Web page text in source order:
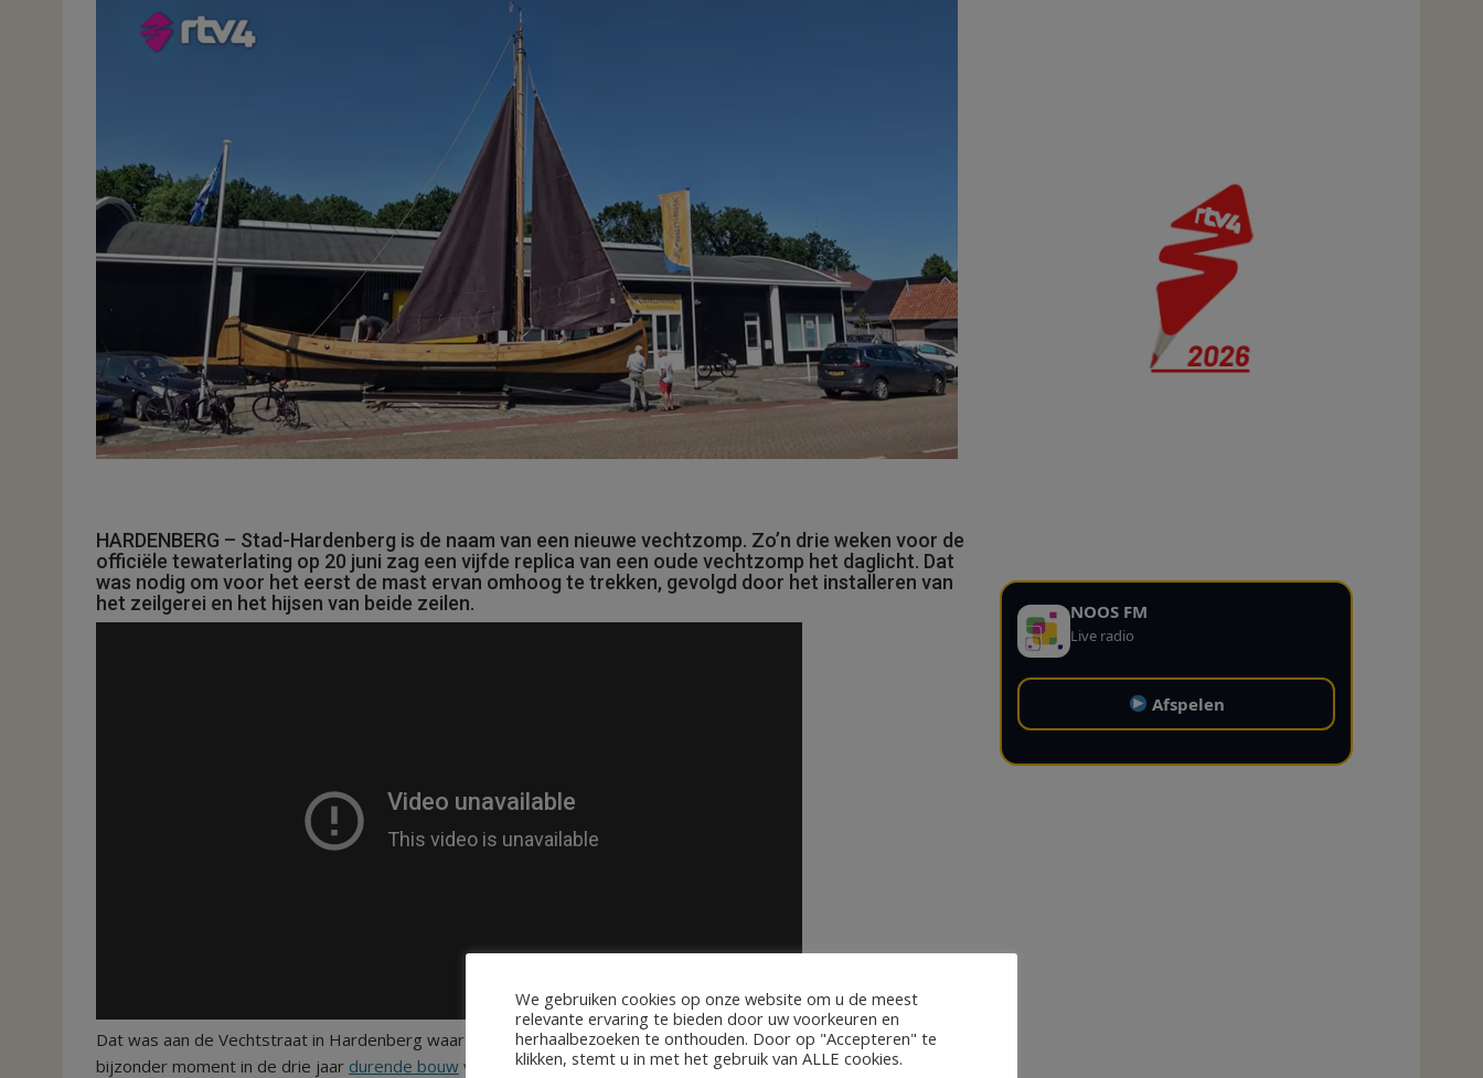
HARDENBERG – Stad-Hardenberg is de naam van een nieuwe vechtzomp. Zo’n drie weken voor de
officiële tewaterlating op 20 juni zag een vijfde replica van een oude vechtzomp het daglicht. Dat
was nodig om voor het eerst de mast ervan omhoog te trekken, gevolgd door het installeren van
het zeilgerei en het hijsen van beide zeilen.
Dat was aan de Vechtstraat in Hardenberg waar de scheepstimmerwerf zijn voorlopige thuisbasis heeft. Een
bijzonder moment in de drie jaar durende bouw van het schip door een team van zo’ntwintig vrijwilligersonder
NOOS FM
Live radio
Afspelen
We gebruiken cookies op onze website om u de meest
relevante ervaring te bieden door uw voorkeuren en
herhaalbezoeken te onthouden. Door op "Accepteren" te
klikken, stemt u in met het gebruik van ALLE cookies.